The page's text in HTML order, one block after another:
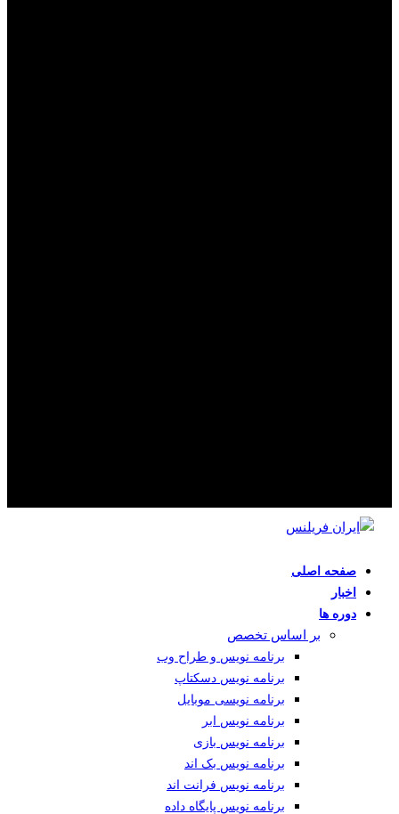
صفحه اصلی
اخبار
دوره ها
بر اساس تخصص
برنامه نویس و طراح وب
برنامه نویس دسکتاپ
برنامه نویسی موبایل
برنامه نویس ابر
برنامه نویس بازی
برنامه نویس بک اند
برنامه نویس فرانت اند
برنامه نویس پایگاه داده